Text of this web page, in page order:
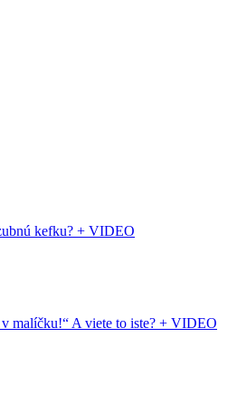
kefku? + VIDEO
v malíčku!“ A viete to iste? + VIDEO